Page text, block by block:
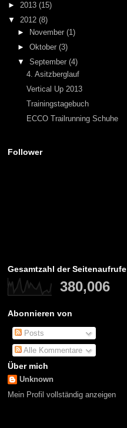
► 2013 (15)
▼ 2012 (8)
►
November (1)
► Oktober (3)
▼ September (4)
4. Asitzberglauf
Vertical Up 2013
Trainingstagebuch
ECCO Trailrunning Schuhe
Follower
Gesamtzahl der Seitenaufrufe
380,006
Abonnieren von
Posts
Alle Kommentare
Über mich
Unknown
Mein Profil vollständig anzeigen